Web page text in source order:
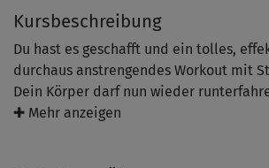
Kursbeschreibung
Du hast es geschafft und ein tolles,
durchaus anstrengendes Workout mit
Dein Körper darf nun wieder
sich eine kleine Pause verdient und
✚ Mehr anzeigen